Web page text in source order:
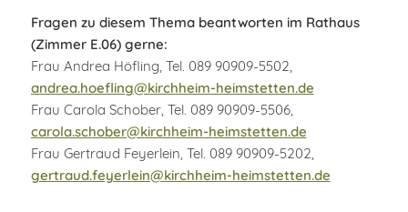
Fragen zu diesem Thema beantworten im Rathaus
(Zimmer E.06) gerne:
Frau Andrea Höfling, Tel. 089 90909-5502,
andrea.hoefling@kirchheim-heimstetten.de
Frau Carola Schober, Tel. 089 90909-5506,
carola.schober@kirchheim-heimstetten.de
Frau Gertraud Feyerlein, Tel. 089 90909-5202,
gertraud.feyerlein@kirchheim-heimstetten.de